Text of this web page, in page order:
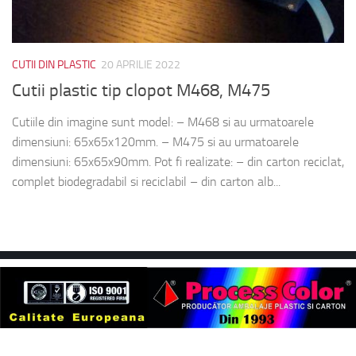
CUTII DIN PLASTIC 20 APRILIE 2022
Cutii plastic tip clopot M468, M475
Cutiile din imagine sunt model: – M468 si au urmatoarele
dimensiuni: 65x65x120mm. – M475 si au urmatoarele
dimensiuni: 65x65x90mm. Pot fi realizate: – din carton reciclat,
complet biodegradabil si reciclabil – din carton alb...